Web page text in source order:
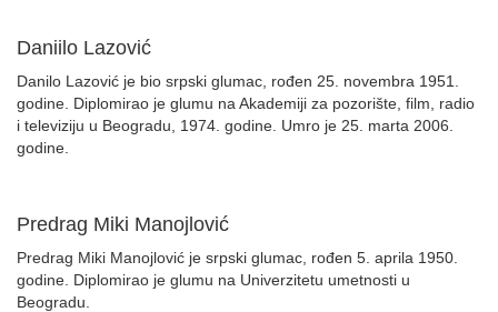
Daniilo Lazović
Danilo Lazović je bio srpski glumac, rođen 25. novembra 1951.
godine. Diplomirao je glumu na Akademiji za pozorište, film, radio
i televiziju u Beogradu, 1974. godine. Umro je 25. marta 2006.
godine.
Predrag Miki Manojlović
Predrag Miki Manojlović je srpski glumac, rođen 5. aprila 1950.
godine. Diplomirao je glumu na Univerzitetu umetnosti u
Beogradu.